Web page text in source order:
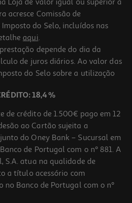
3.3
600158496 Branco Q1421
acresce Comissão de
do Selo, incluídos nas
aqui.
depende do dia da
de juros diários. Ao valor das
do Selo sobre a utilização
18,4 %
de crédito de 1.500€ pago em 12
ao Cartão sujeita a
do Oney Bank – Sucursal em
de Portugal com o nº 881. A
S.A. atua na qualidade de
a título acessório com
no Banco de Portugal com o nº